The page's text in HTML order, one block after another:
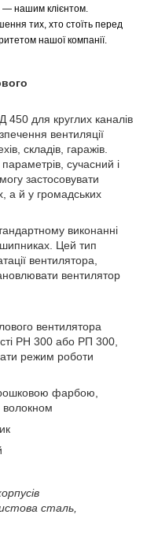
— нашим клієнтом.
тих, хто стоїть перед
нашої компанії.
450 для круглих каналів
вентиляції
складів, гаражів.
сучасний і
застосовувати
а й у громадських
виконанні
Цей тип
вентилятора,
вентилятор
вентилятора
РН 300 або РП 300,
режим роботи
фарбою,
волокном
сталь,